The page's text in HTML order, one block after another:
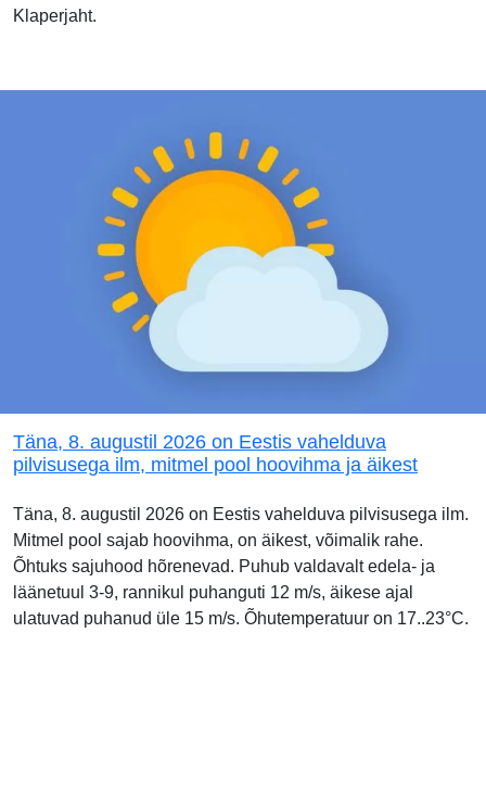
Klaperjaht.
Täna, 8. augustil 2026 on Eestis vahelduva
pilvisusega ilm, mitmel pool hoovihma ja äikest
Täna, 8. augustil 2026 on Eestis vahelduva pilvisusega ilm.
Mitmel pool sajab hoovihma, on äikest, võimalik rahe.
Õhtuks sajuhood hõrenevad. Puhub valdavalt edela- ja
läänetuul 3-9, rannikul puhanguti 12 m/s, äikese ajal
ulatuvad puhanud üle 15 m/s. Õhutemperatuur on 17..23°C.